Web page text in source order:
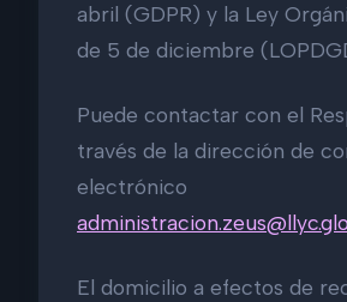
abril (GDPR) y la Ley
de 5 de diciembre
Puede contactar con el
través de la dirección de
electrónico
El domicilio a efectos de